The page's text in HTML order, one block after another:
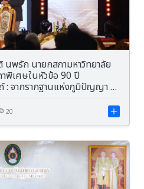
นพรัก นายกสภามหาวิทยาลัย
พิเศษในหัวข้อ 90 ปี
: จากรากฐานแห่งภูมิปัญญา สู่
20